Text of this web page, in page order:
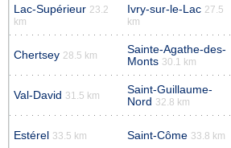
Lac-Supérieur 23.2
km
Ivry-sur-le-Lac 27.5
km
Chertsey 28.5 km
Sainte-Agathe-des-
Monts 30.1 km
Val-David 31.5 km
Saint-Guillaume-
Nord 32.8 km
Estérel 33.5 km Saint-Côme 33.8 km